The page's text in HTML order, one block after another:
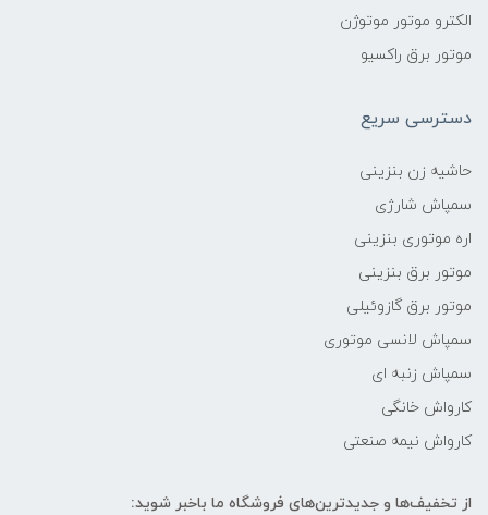
الکترو موتور موتوژن
موتور برق راکسیو
دسترسی سریع
حاشیه زن بنزینی
سمپاش شارژی
اره موتوری بنزینی
موتور برق بنزینی
موتور برق گازوئیلی
سمپاش لانسی موتوری
سمپاش زنبه ای
کارواش خانگی
کارواش نیمه صنعتی
از تخفیف‌ها و جدیدترین‌های فروشگاه ما باخبر شوید: